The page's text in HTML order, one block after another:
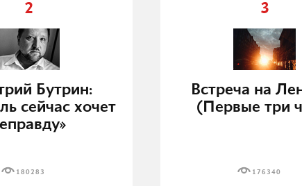
2
Бутрин:
сейчас хочет
180283
3
Встреча на
(Первые три
176340